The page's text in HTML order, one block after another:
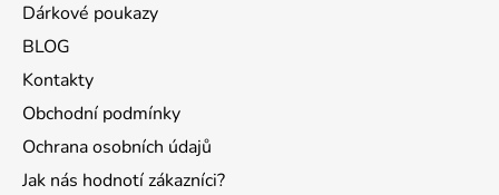
Dárkové poukazy
BLOG
Kontakty
Obchodní podmínky
Ochrana osobních údajů
Jak nás hodnotí zákazníci?